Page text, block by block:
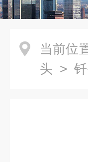
当前位
头 > 钎